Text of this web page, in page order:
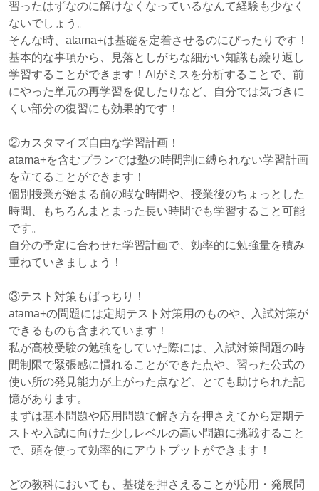
習ったはずなのに解けなくなっているなんて経験も少なく
ないでしょう。
そんな時、atama+は基礎を定着させるのにぴったりです！
基本的な事項から、見落としがちな細かい知識も繰り返し
学習することができます！AIがミスを分析することで、前
にやった単元の再学習を促したりなど、自分では気づきに
くい部分の復習にも効果的です！
②カスタマイズ自由な学習計画！
atama+を含むプランでは塾の時間割に縛られない学習計画
を立てることができます！
個別授業が始まる前の暇な時間や、授業後のちょっとした
時間、もちろんまとまった長い時間でも学習すること可能
です。
自分の予定に合わせた学習計画で、効率的に勉強量を積み
重ねていきましょう！
③テスト対策もばっちり！
atama+の問題には定期テスト対策用のものや、入試対策が
できるものも含まれています！
私が高校受験の勉強をしていた際には、入試対策問題の時
間制限で緊張感に慣れることができた点や、習った公式の
使い所の発見能力が上がった点など、とても助けられた記
憶があります。
まずは基本問題や応用問題で解き方を押さえてから定期テ
ストや入試に向けた少しレベルの高い問題に挑戦すること
で、頭を使って効率的にアウトプットができます！
どの教科においても、基礎を押さえることが応用・発展問